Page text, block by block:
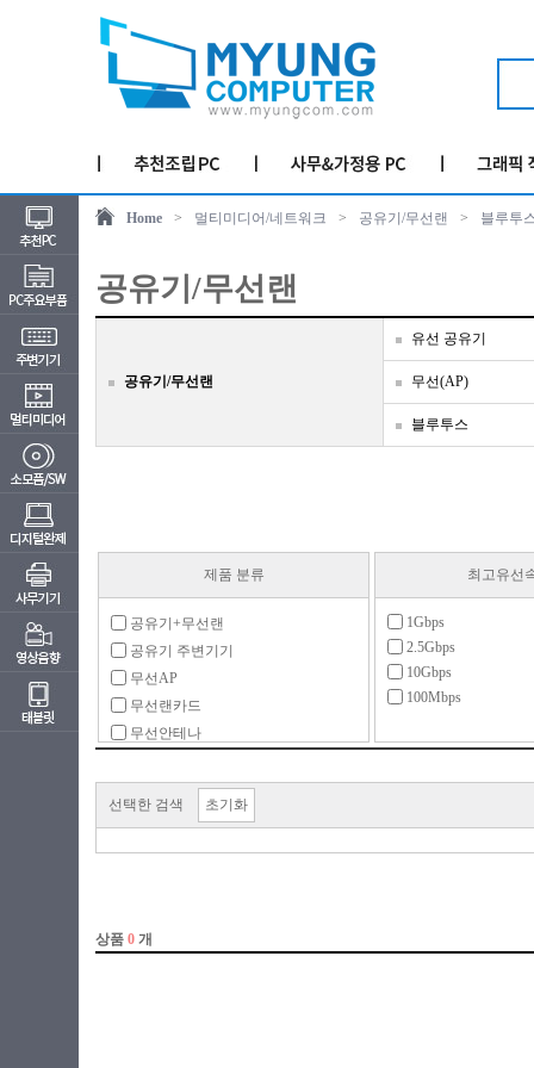
Home > 멀티미디어/네트워크 > 공유기/무선랜 > 블루투
공유기/무선랜
공유기/무선랜
유선 공유기
무선(AP)
블루투스
제품 분류
공유기+무선랜
공유기 주변기기
무선AP
무선랜카드
무선안테나
유무선 패키지
유선
최고유선
1Gbps
2.5Gbps
10Gbps
100Mbps
선택한 검색 초기화